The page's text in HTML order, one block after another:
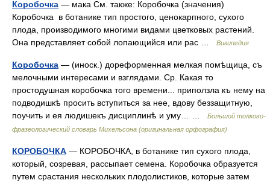
Коробочка — мака См. также: Коробочка (значения)
Коробочка в ботанике тип простого, ценокарпного, сухого
плода, производимого многими видами цветковых растений.
Она представляет собой лопающийся или рас …
Википедия
Коробочка — (иноск.) дореформенная мелкая помѣщица, съ
мелочными интересами и взглядами. Ср. Какая то
простодушная коробочка того времени... приползла къ нему на
подводишкѣ просить вступиться за нее, вдову беззащитную,
поучить и ея людишекъ дисциплинѣ и уму… …
Большой толково-
фразеологический словарь Михельсона (оригинальная орфография)
КОРОБОЧКА — КОРОБОЧКА, в ботанике тип сухого плода,
который, созревая, рассыпает семена. Коробочка образуется
путем срастания нескольких плодолистиков, которые затем